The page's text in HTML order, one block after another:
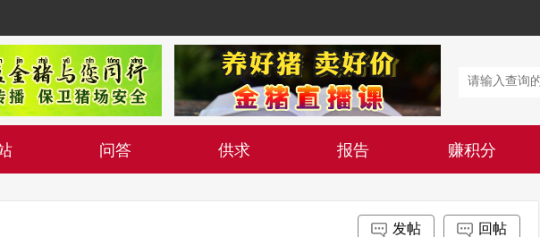
问答 供求 报告 赚积分
回帖
发帖